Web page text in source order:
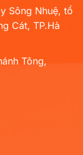
Sông Nhuệ, tổ
Cát, TP.Hà
Tông,